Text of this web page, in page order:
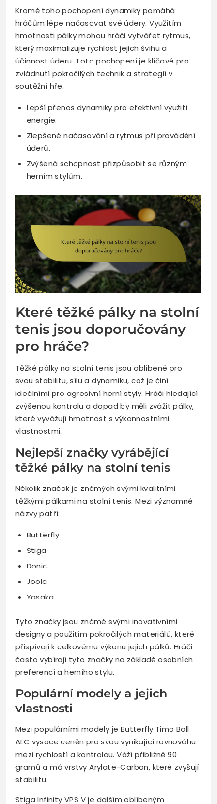
Kromě toho pochopení dynamiky pomáhá
hráčům lépe načasovat své údery. Využitím
hmotnosti pálky mohou hráči vytvářet rytmus,
který maximalizuje rychlost jejich švihu a
účinnost úderu. Toto pochopení je klíčové pro
zvládnutí pokročilých technik a strategií v
soutěžní hře.
Lepší přenos dynamiky pro efektivní využití
energie.
Zlepšené načasování a rytmus při provádění
úderů.
Zvýšená schopnost přizpůsobit se různým
herním stylům.
Které těžké pálky na stolní
tenis jsou doporučovány
pro hráče?
Těžké pálky na stolní tenis jsou oblíbené pro
svou stabilitu, sílu a dynamiku, což je činí
ideálními pro agresivní herní styly. Hráči hledající
zvýšenou kontrolu a dopad by měli zvážit pálky,
které vyvážují hmotnost s výkonnostními
vlastnostmi.
Nejlepší značky vyrábějící
těžké pálky na stolní tenis
Několik značek je známých svými kvalitními
těžkými pálkami na stolní tenis. Mezi významné
názvy patří:
Butterfly
Stiga
Donic
Joola
Yasaka
Tyto značky jsou známé svými inovativními
designy a použitím pokročilých materiálů, které
přispívají k celkovému výkonu jejich pálků. Hráči
často vybírají tyto značky na základě osobních
preferencí a herního stylu.
Populární modely a jejich
vlastnosti
Mezi populárními modely je Butterfly Timo Boll
ALC vysoce ceněn pro svou vynikající rovnováhu
mezi rychlostí a kontrolou. Váží přibližně 90
gramů a má vrstvy Arylate-Carbon, které zvyšují
stabilitu.
Stiga Infinity VPS V je dalším oblíbeným